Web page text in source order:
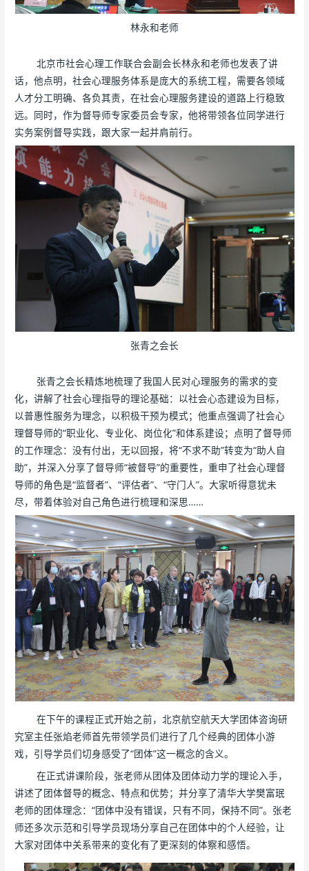
林永和老师
北京市社会心理工作联合会副会长林永和老师也发表了讲
话，他点明，社会心理服务体系是庞大的系统工程，需要各领域
人才分工明确、各负其责，在社会心理服务建设的道路上行稳致
远。同时，作为督导师专家委员会专家，他将带领各位同学进行
实务案例督导实践，跟大家一起并肩前行。
张青之会长
张青之会长精炼地梳理了我国人民对心理服务的需求的变
化，讲解了社会心理指导的理论基础：以社会心态建设为目标，
以普惠性服务为理念，以积极干预为模式；他重点强调了社会心
理督导师的“职业化、专业化、岗位化”和体系建设；点明了督导师
的工作理念：没有付出，无以回报，将“不求不助”转变为“助人自
助”，并深入分享了督导师“被督导”的重要性，重申了社会心理督
导师的角色是“监督者”、“评估者”、“守门人”。大家听得意犹未
尽，带着体验对自己角色进行梳理和深思……
在下午的课程正式开始之前，北京航空航天大学团体咨询研
究室主任张焰老师首先带领学员们进行了几个经典的团体小游
戏，引导学员们切身感受了“团体”这一概念的含义。
在正式讲课阶段，张老师从团体及团体动力学的理论入手，
讲述了团体督导的概念、特点和优势；并分享了清华大学樊富珉
老师的团体理念：“团体中没有错误，只有不同，保持不同”。张老
师还多次示范和引导学员现场分享自己在团体中的个人经验，让
大家对团体中关系带来的变化有了更深刻的体察和感悟。